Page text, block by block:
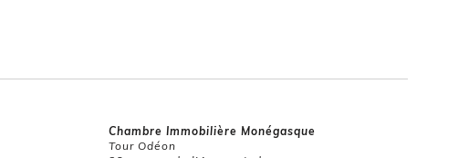
Chambre Immobilière Monégasque
Tour Odéon